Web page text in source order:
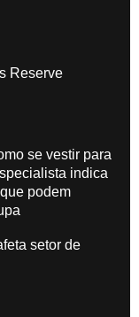
Reserve
se vestir para
indica
podem
setor de